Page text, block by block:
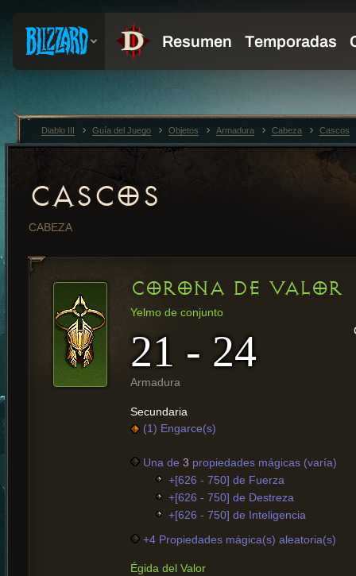
CASCOS
CABEZA
CORONA DE VALOR
Yelmo de conjunto
21 - 24
Armadura
Secundaria
(1) Engarce(s)
Una de 3 propiedades mágicas (varía)
+[626 - 750] de Fuerza
+[626 - 750] de Destreza
+[626 - 750] de Inteligencia
+4 Propiedades mágica(s) aleatoria(s)
Égida del Valor
Diablo III Guía del Juego Objetos Armadura Cabeza Cascos